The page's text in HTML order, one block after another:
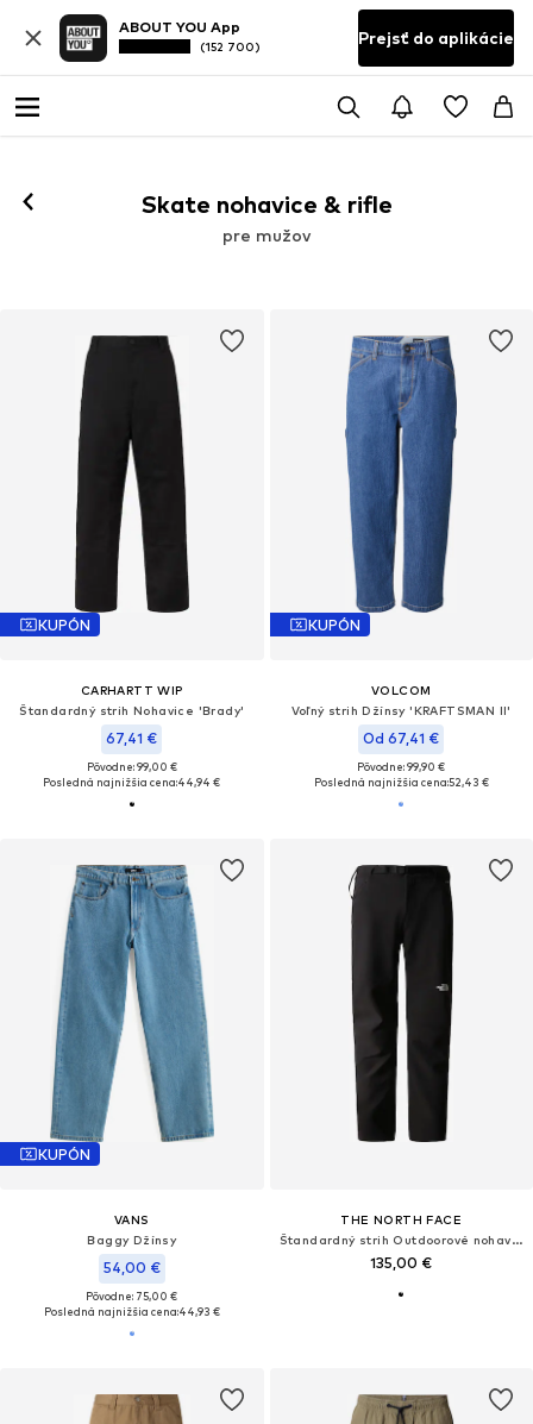
ABOUT YOU App
(152 700) Prejsť do aplikácie
Skate nohavice & rifle
pre mužov
KUPÓN
CARHARTT WIP
Štandardný strih Nohavice 'Brady'
67,41 €
Pôvodne: 99,00 €
Posledná najnižšia cena:44,94 €
KUPÓN
VOLCOM
Voľný strih Džínsy 'KRAFTSMAN II'
Od 67,41 €
Pôvodne: 99,90 €
Posledná najnižšia cena:52,43 €
KUPÓN
VANS
Baggy Džínsy
54,00 €
Pôvodne: 75,00 €
Posledná najnižšia cena:44,93 €
THE NORTH FACE
Štandardný strih Outdoorové nohavice 'Diablo'
135,00 €